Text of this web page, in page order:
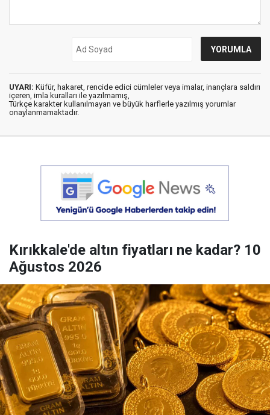
UYARI: Küfür, hakaret, rencide edici cümleler veya imalar, inançlara saldırı
içeren, imla kuralları ile yazılmamış,
Türkçe karakter kullanılmayan ve büyük harflerle yazılmış yorumlar
onaylanmamaktadır.
Kırıkkale'de altın fiyatları ne kadar? 10
Ağustos 2026